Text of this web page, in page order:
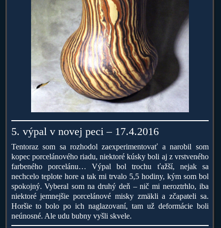
5. výpal v novej peci – 17.4.2016
Tentoraz som sa rozhodol zaexperimentovať a narobil som
kopec porcelánového riadu, niektoré kúsky boli aj z vrstveného
farbeného porcelánu… Výpal bol trochu ťažší, nejak sa
nechcelo teplote hore a tak mi trvalo 5,5 hodiny, kým som bol
spokojný. Vyberal som na druhý deň – nič mi neroztrhlo, iba
niektoré jemnejšie porcelánové misky zmäkli a zčapateli sa.
Horšie to bolo po ich naglazovaní, tam už deformácie boli
neúnosné. Ale udu bubny vyšli skvele.